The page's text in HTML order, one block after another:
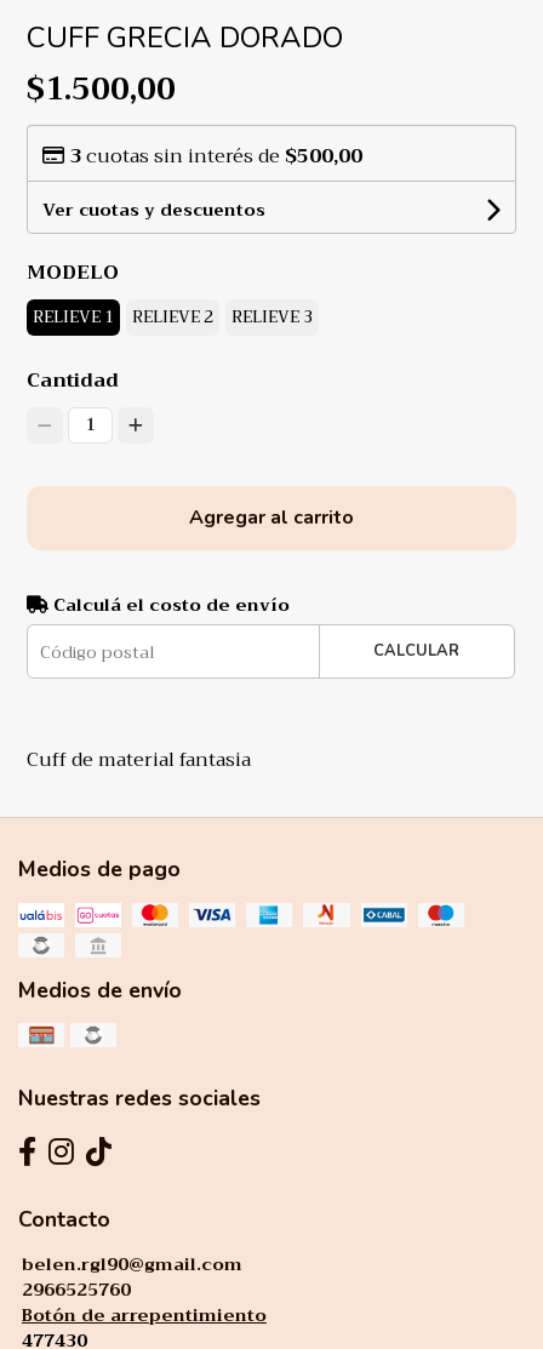
CUFF GRECIA DORADO
$1.500,00
3cuotas sin interés de $500,00
Ver cuotas y descuentos
MODELO
RELIEVE 1 RELIEVE 2 RELIEVE 3
Cantidad
1
Agregar al carrito
Calculá el costo de envío
CALCULAR
Cuff de material fantasia
Medios de pago
Medios de envío
Nuestras redes sociales
Contacto
belen.rgl90@gmail.com
2966525760
Botón de arrepentimiento
477430